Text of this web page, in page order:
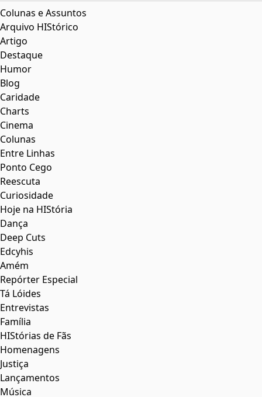
Colunas e Assuntos
Arquivo HIStórico
Artigo
Destaque
Humor
Blog
Caridade
Charts
Cinema
Colunas
Entre Linhas
Ponto Cego
Reescuta
Curiosidade
Hoje na HIStória
Dança
Deep Cuts
Edcyhis
Amém
Repórter Especial
Tá Lóides
Entrevistas
Família
HIStórias de Fãs
Homenagens
Justiça
Lançamentos
Música